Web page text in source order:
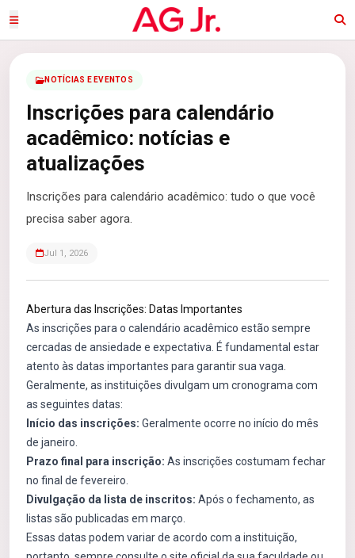
NOTÍCIAS E EVENTOS
Inscrições para calendário
acadêmico: notícias e
atualizações
Inscrições para calendário acadêmico: tudo o que você
precisa saber agora.
Jul 1, 2026
Abertura das Inscrições: Datas Importantes
As inscrições para o calendário acadêmico estão sempre
cercadas de ansiedade e expectativa. É fundamental estar
atento às datas importantes para garantir sua vaga.
Geralmente, as instituições divulgam um cronograma com
as seguintes datas:
Início das inscrições: Geralmente ocorre no início do mês
de janeiro.
Prazo final para inscrição: As inscrições costumam fechar
no final de fevereiro.
Divulgação da lista de inscritos: Após o fechamento, as
listas são publicadas em março.
Essas datas podem variar de acordo com a instituição,